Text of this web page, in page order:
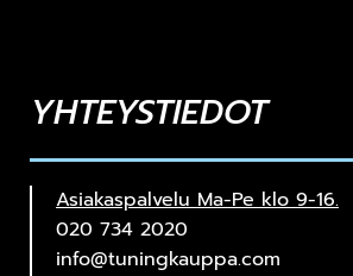
YHTEYSTIEDOT
Asiakaspalvelu Ma-Pe klo 9-16.
020 734 2020
info@tuningkauppa.com